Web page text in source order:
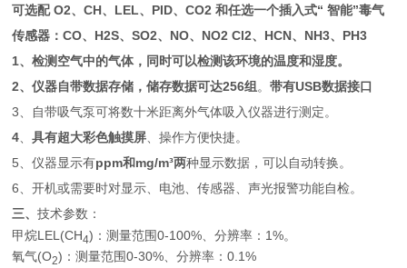
可选配 O2、CH、LEL、PID、CO2 和任选一个插入式“ 智能”毒气
传感器：CO、H2S、SO2、NO、NO2 Cl2、HCN、NH3、PH3
1、检测空气中的气体，同时可以检测该环境的温度和湿度。
2、仪器自带数据存储，储存数据可达256组 。带有USB数据接口
3、自带吸气泵可将数十米距离外气体吸入仪器进行测定。
4 、具有超大彩色触摸屏 、操作方便快捷。
5、仪器显示有ppm和mg/m³两种显示数据，可以自动转换。
6、开机或需要时对显示、电池、传感器、声光报警功能自检。
三、技术参数：
甲烷LEL(CH4)：测量范围0-100%、分辨率：1%。
氧气(O2)：测量范围0-30%、分辨率：0.1%